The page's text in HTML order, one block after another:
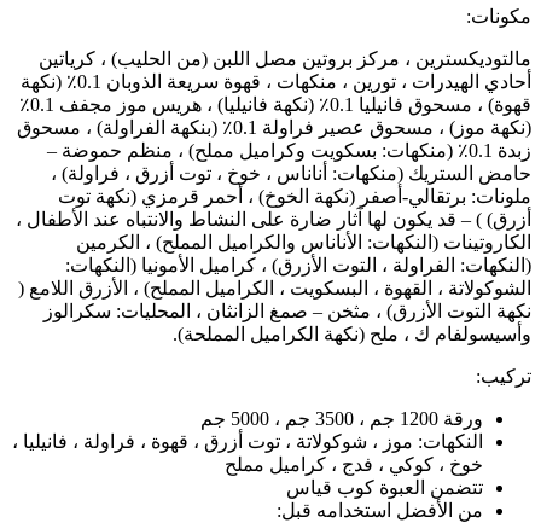
مكونات:
مالتوديكسترين ، مركز بروتين مصل اللبن (من الحليب) ، كرياتين
أحادي الهيدرات ، تورين ، منكهات ، قهوة سريعة الذوبان 0.1٪ (نكهة
قهوة) ، مسحوق فانيليا 0.1٪ (نكهة فانيليا) ، هريس موز مجفف 0.1٪
(نكهة موز) ، مسحوق عصير فراولة 0.1٪ (بنكهة الفراولة) ، مسحوق
زبدة 0.1٪ (منكهات: بسكويت وكراميل مملح) ، منظم حموضة –
حامض الستريك (منكهات: أناناس ، خوخ ، توت أزرق ، فراولة) ،
ملونات: برتقالي-أصفر (نكهة الخوخ) ، أحمر قرمزي (نكهة توت
أزرق) ) – قد يكون لها آثار ضارة على النشاط والانتباه عند الأطفال ،
الكاروتينات (النكهات: الأناناس والكراميل المملح) ، الكرمين
(النكهات: الفراولة ، التوت الأزرق) ، كراميل الأمونيا (النكهات:
الشوكولاتة ، القهوة ، البسكويت ، الكراميل المملح) ، الأزرق اللامع (
نكهة التوت الأزرق) ، مثخن – صمغ الزانثان ، المحليات: سكرالوز
وأسيسولفام ك ، ملح (نكهة الكراميل المملحة).
تركيب:
ورقة 1200 جم ، 3500 جم ، 5000 جم
النكهات: موز ، شوكولاتة ، توت أزرق ، قهوة ، فراولة ، فانيليا ،
خوخ ، كوكي ، فدج ، كراميل مملح
تتضمن العبوة كوب قياس
من الأفضل استخدامه قبل: